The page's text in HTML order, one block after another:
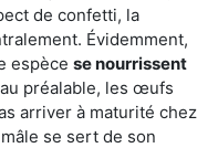
de confetti, la
Évidemment,
espèce se nourrissent
préalable, les œufs
arriver à maturité chez
se sert de son